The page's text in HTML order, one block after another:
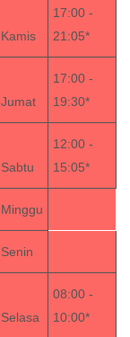
Kamis
17:00 -
21:05*
Jumat
17:00 -
19:30*
Sabtu
12:00 -
15:05*
Minggu
Senin
Selasa
08:00 -
10:00*